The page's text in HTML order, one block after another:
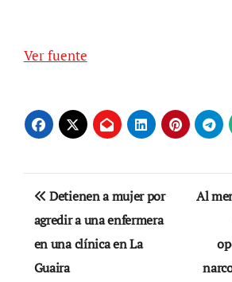
Ver fuente
Navegación
de
entradas
Detienen a mujer por
agredir a una enfermera
en una clínica en La
Guaira
Al